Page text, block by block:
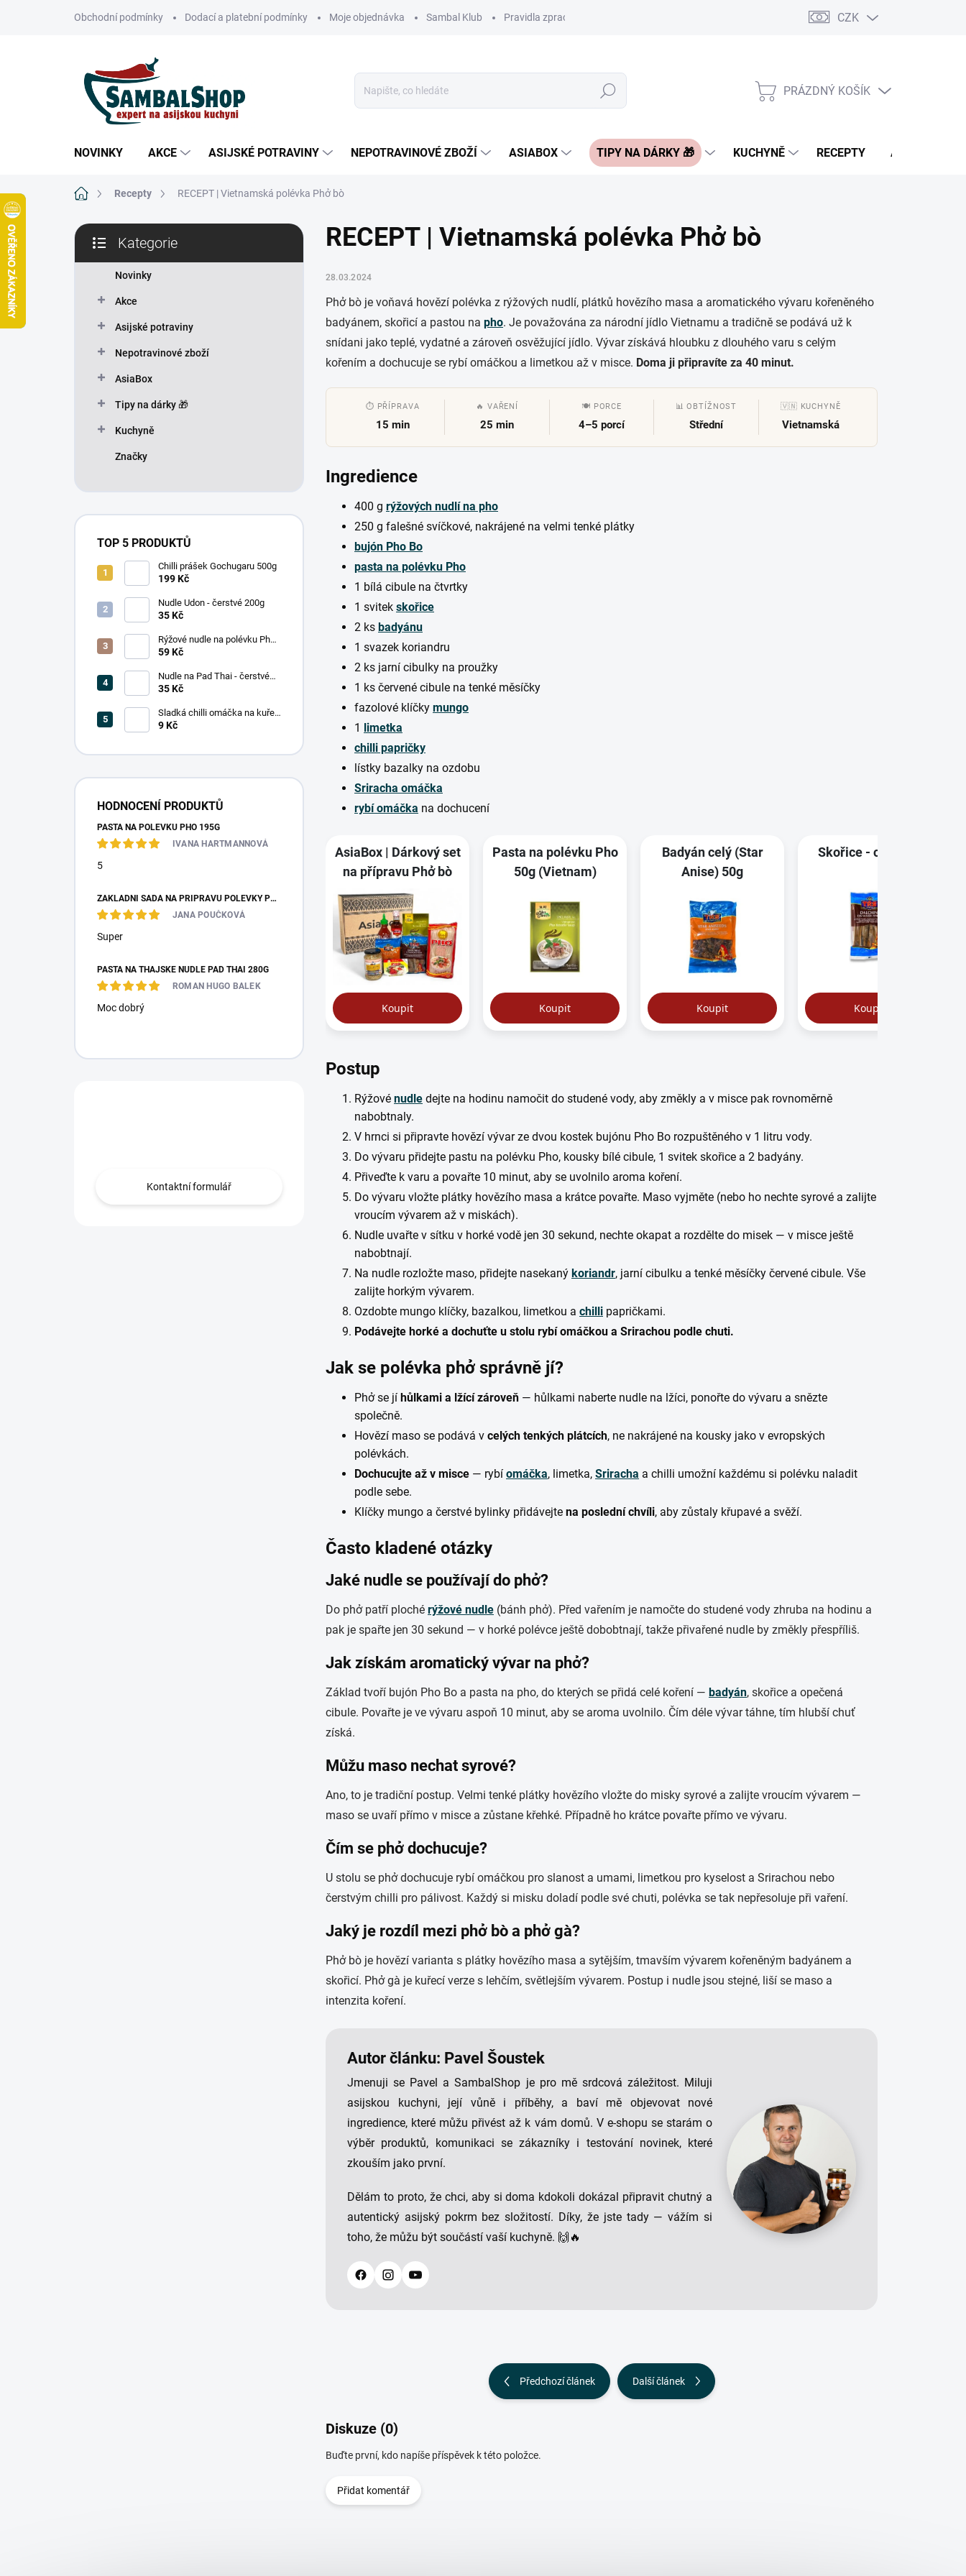
Obchodní podmínky Dodací a platební podmínky Moje objednávka Sambal Klub Pravidla zpracování recenzí FAQ - často kladené otázky
CZK
Hledat
NÁKUPNÍ
PRÁZDNÝ KOŠÍK
NOVINKY AKCE ASIJSKÉ POTRAVINY NEPOTRAVINOVÉ ZBOŽÍ ASIABOX TIPY NA DÁRKY 🎁 KUCHYNĚ RECEPTY ASIA BLOG
Domů Recepty RECEPT | Vietnamská polévka Phở bò
P
s
kategorie
Kategorie
Novinky
Akce
Asijské potraviny
Nepotravinové zboží
AsiaBox
Tipy na dárky 🎁
Kuchyně
Značky
TOP 5 PRODUKTŮ
Chilli prášek Gochugaru 500g
199 Kč
Nudle Udon - čerstvé 200g
35 Kč
Rýžové nudle na polévku Pho
(5 mm) 375g
59 Kč
Nudle na Pad Thai - čerstvé
200g
35 Kč
Sladká chilli omáčka na kuře
14ml (jednoporcové balení)
9 Kč
HODNOCENÍ PRODUKTŮ
PASTA NA POLÉVKU PHO 195G
IVANA HARTMANNOVÁ
5
ZÁKLADNÍ SADA NA PŘÍPRAVU POLÉVKY PHO
JANA POUČKOVÁ
Super
PASTA NA THAJSKÉ NUDLE PAD THAI 280G
ROMAN HUGO BALEK
Moc dobrý
Kontaktní formulář
RECEPT | Vietnamská polévka Phở bò
28.03.2024
Phở bò je voňavá hovězí polévka z rýžových nudlí, plátků hovězího masa a aromatického vývaru kořeněného
badyánem, skořicí a pastou na pho. Je považována za národní jídlo Vietnamu a tradičně se podává už k
snídani jako teplé, vydatné a zároveň osvěžující jídlo. Vývar získává hloubku z dlouhého varu s celým
kořením a dochucuje se rybí omáčkou a limetkou až v misce. Doma ji připravíte za 40 minut.
⏱ PŘÍPRAVA
15 min
🔥 VAŘENÍ
25 min
🍽 PORCE
4–5 porcí
📊 OBTÍŽNOST
Střední
🇻🇳 KUCHYNĚ
Vietnamská
Ingredience
400 g rýžových nudlí na pho
250 g falešné svíčkové, nakrájené na velmi tenké plátky
bujón Pho Bo
pasta na polévku Pho
1 bílá cibule na čtvrtky
1 svitek skořice
2 ks badyánu
1 svazek koriandru
2 ks jarní cibulky na proužky
1 ks červené cibule na tenké měsíčky
fazolové klíčky mungo
1 limetka
chilli papričky
lístky bazalky na ozdobu
Sriracha omáčka
rybí omáčka na dochucení
Postup
Rýžové nudle dejte na hodinu namočit do studené vody, aby změkly a v misce pak rovnoměrně
nabobtnaly.
V hrnci si připravte hovězí vývar ze dvou kostek bujónu Pho Bo rozpuštěného v 1 litru vody.
Do vývaru přidejte pastu na polévku Pho, kousky bílé cibule, 1 svitek skořice a 2 badyány.
Přiveďte k varu a povařte 10 minut, aby se uvolnilo aroma koření.
Do vývaru vložte plátky hovězího masa a krátce povařte. Maso vyjměte (nebo ho nechte syrové a zalijte
vroucím vývarem až v miskách).
Nudle uvařte v sítku v horké vodě jen 30 sekund, nechte okapat a rozdělte do misek — v misce ještě
nabobtnají.
Na nudle rozložte maso, přidejte nasekaný koriandr, jarní cibulku a tenké měsíčky červené cibule. Vše
zalijte horkým vývarem.
Ozdobte mungo klíčky, bazalkou, limetkou a chilli papričkami.
Podávejte horké a dochuťte u stolu rybí omáčkou a Srirachou podle chuti.
Jak se polévka phở správně jí?
Phở se jí hůlkami a lžící zároveň — hůlkami naberte nudle na lžíci, ponořte do vývaru a snězte
společně.
Hovězí maso se podává v celých tenkých plátcích, ne nakrájené na kousky jako v evropských
polévkách.
Dochucujte až v misce — rybí omáčka, limetka, Sriracha a chilli umožní každému si polévku naladit
podle sebe.
Klíčky mungo a čerstvé bylinky přidávejte na poslední chvíli, aby zůstaly křupavé a svěží.
Často kladené otázky
Jaké nudle se používají do phở?
Do phở patří ploché rýžové nudle (bánh phở). Před vařením je namočte do studené vody zhruba na hodinu a
pak je spařte jen 30 sekund — v horké polévce ještě dobobtnají, takže přivařené nudle by změkly přespříliš.
Jak získám aromatický vývar na phở?
Základ tvoří bujón Pho Bo a pasta na pho, do kterých se přidá celé koření — badyán, skořice a opečená
cibule. Povařte je ve vývaru aspoň 10 minut, aby se aroma uvolnilo. Čím déle vývar táhne, tím hlubší chuť
získá.
Můžu maso nechat syrové?
Ano, to je tradiční postup. Velmi tenké plátky hovězího vložte do misky syrové a zalijte vroucím vývarem —
maso se uvaří přímo v misce a zůstane křehké. Případně ho krátce povařte přímo ve vývaru.
Čím se phở dochucuje?
U stolu se phở dochucuje rybí omáčkou pro slanost a umami, limetkou pro kyselost a Srirachou nebo
čerstvým chilli pro pálivost. Každý si misku doladí podle své chuti, polévka se tak nepřesoluje při vaření.
Jaký je rozdíl mezi phở bò a phở gà?
Phở bò je hovězí varianta s plátky hovězího masa a sytějším, tmavším vývarem kořeněným badyánem a
skořicí. Phở gà je kuřecí verze s lehčím, světlejším vývarem. Postup i nudle jsou stejné, liší se maso a
intenzita koření.
Autor článku: Pavel Šoustek
Jmenuji se Pavel a SambalShop je pro mě srdcová záležitost. Miluji
asijskou kuchyni, její vůně i příběhy, a baví mě objevovat nové
ingredience, které můžu přivést až k vám domů. V e-shopu se starám o
výběr produktů, komunikaci se zákazníky i testování novinek, které
zkouším jako první.
Dělám to proto, že chci, aby si doma kdokoli dokázal připravit chutný a
autentický asijský pokrm bez složitostí. Díky, že jste tady — vážím si
toho, že můžu být součástí vaší kuchyně. 🙌🔥
Předchozí článek Další článek
Diskuze (0)
Buďte první, kdo napíše příspěvek k této položce.
Přidat komentář